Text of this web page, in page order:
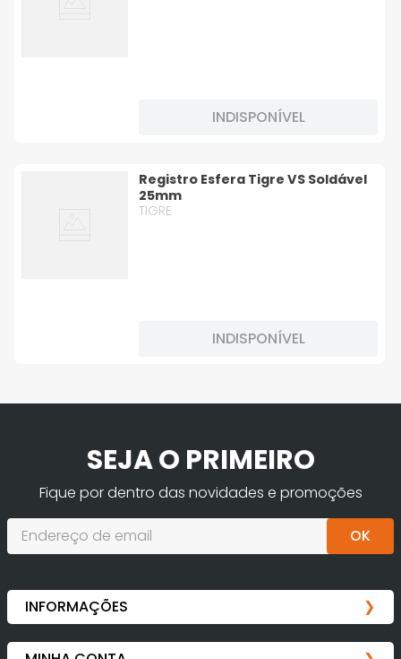
INDISPONÍVEL
Registro Esfera Tigre VS Soldável
25mm
TIGRE
INDISPONÍVEL
SEJA O PRIMEIRO
Fique por dentro das novidades e promoções
OK